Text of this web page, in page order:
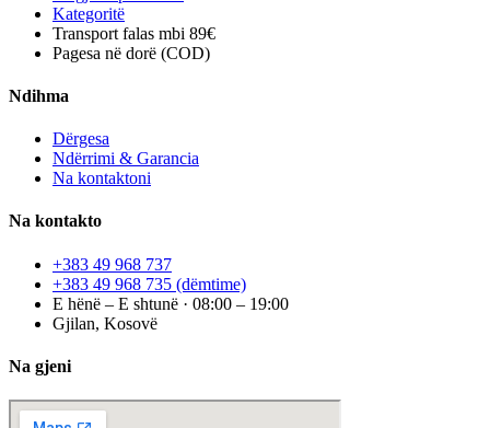
Kategoritë
Transport falas mbi 89€
Pagesa në dorë (COD)
Ndihma
Dërgesa
Ndërrimi & Garancia
Na kontaktoni
Na kontakto
+383 49 968 737
+383 49 968 735 (dëmtime)
E hënë – E shtunë · 08:00 – 19:00
Gjilan, Kosovë
Na gjeni